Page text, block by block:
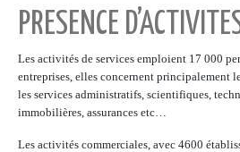
PRESENCE
Les activités de services emploient 17 000
entreprises, elles concernent principalement
les services administratifs, scientifiques,
immobilières, assurances etc…
Les activités commerciales, avec 4600